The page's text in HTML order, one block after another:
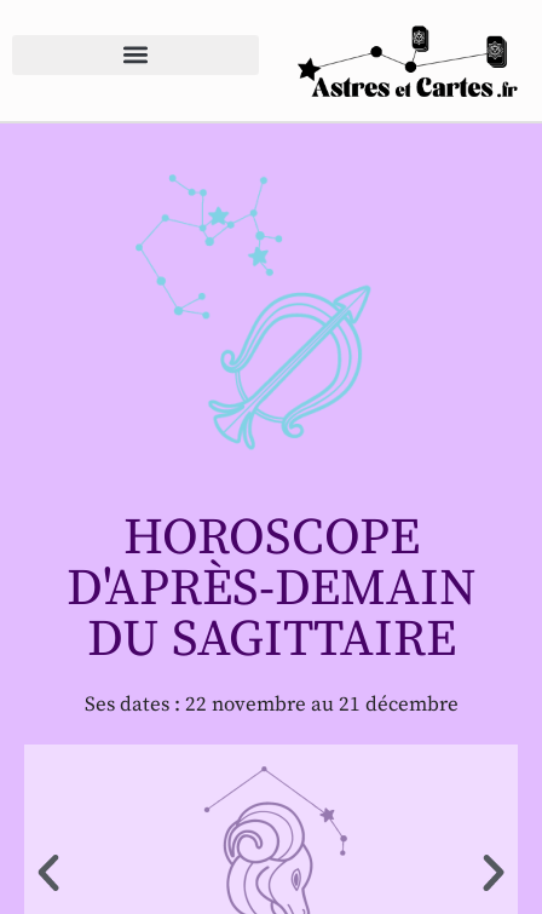
HOROSCOPE
D'APRÈS-DEMAIN
DU SAGITTAIRE
Ses dates : 22 novembre au 21 décembre